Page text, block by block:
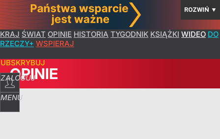
ROZWIŃ ▼
KRAJ ŚWIAT OPINIE HISTORIA TYGODNIK KSIĄŻKI WIDEO DO
RZECZY+ WSPIERAJ
ZALOGUJ
MENU
OPINIE